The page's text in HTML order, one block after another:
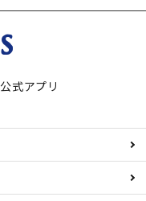
公式アプリ